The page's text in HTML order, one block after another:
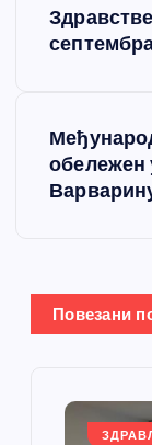
обележен
Повезани